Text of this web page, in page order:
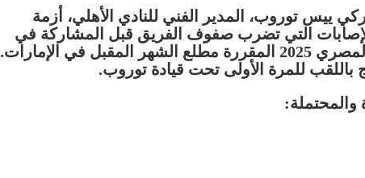
ييس توروب، المدير الفني للنادي الأهلي، أزمة
التي تضرب صفوف الفريق قبل المشاركة في
بطولة كأس السوبر المصري 2025 المقررة مطلع الشهر المقبل في الإمارات.
باللقب للمرة الأولى تحت قيادة توروب.
والمحتملة: